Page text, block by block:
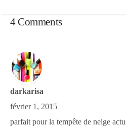
4 Comments
darkarisa
février 1, 2015
parfait pour la tempête de neige